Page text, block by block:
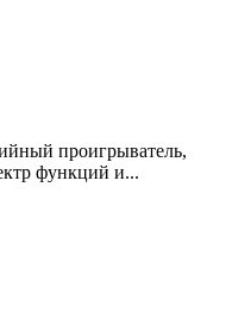
проигрыватель,
функций и...